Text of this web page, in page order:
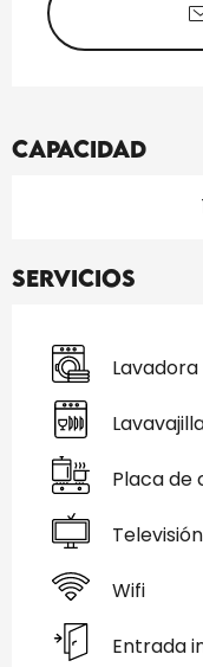
Capacidad
Servicios
Lavadora
Placa de
Televisión
Wifi
Entrada